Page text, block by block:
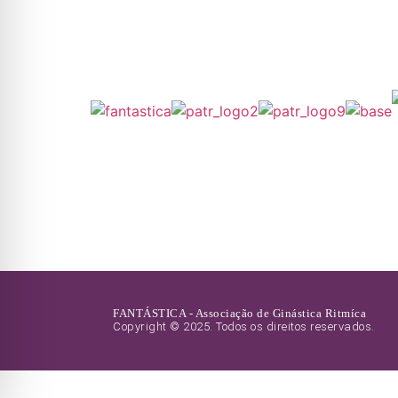
FANTÁSTICA - Associação de Ginástica Ritmíca
Copyright © 2025. Todos os direitos reservados.